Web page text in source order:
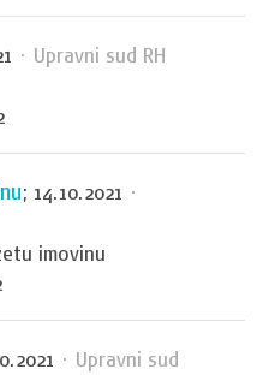
· Upravni sud RH
; 14.10.2021 ·
imovinu
· Upravni sud